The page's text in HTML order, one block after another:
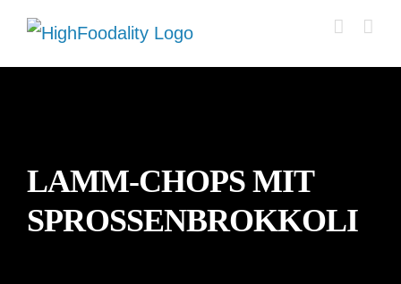
Zum
Inhalt
LAMM-CHOPS MIT
SPROSSENBROKKOLI